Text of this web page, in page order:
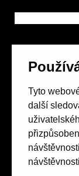
Tyto
další